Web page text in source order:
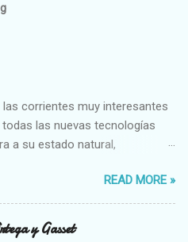
corrientes muy interesantes
las nuevas tecnologías
a su estado natural,
READ MORE »
y Gasset